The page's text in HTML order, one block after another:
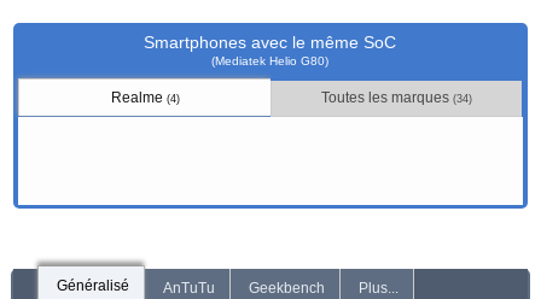
Smartphones avec le même SoC
(Mediatek Helio G80)
Realme (4) Toutes les marques(34)
Généralisé AnTuTu Geekbench Plus...